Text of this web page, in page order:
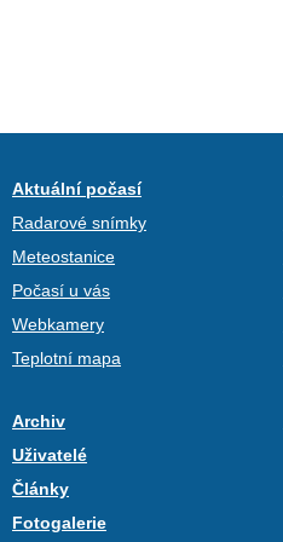
Aktuální počasí
Radarové snímky
Meteostanice
Počasí u vás
Webkamery
Teplotní mapa
Archiv
Uživatelé
Články
Fotogalerie